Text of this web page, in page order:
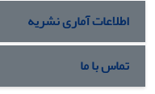
اطلاعات آماری نشریه
تماس با ما